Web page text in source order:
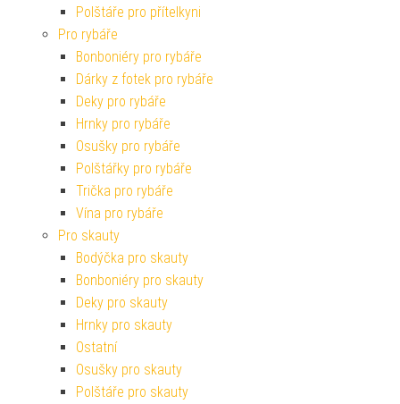
Polštáře pro přítelkyni
Pro rybáře
Bonboniéry pro rybáře
Dárky z fotek pro rybáře
Deky pro rybáře
Hrnky pro rybáře
Osušky pro rybáře
Polštářky pro rybáře
Trička pro rybáře
Vína pro rybáře
Pro skauty
Bodýčka pro skauty
Bonboniéry pro skauty
Deky pro skauty
Hrnky pro skauty
Ostatní
Osušky pro skauty
Polštáře pro skauty